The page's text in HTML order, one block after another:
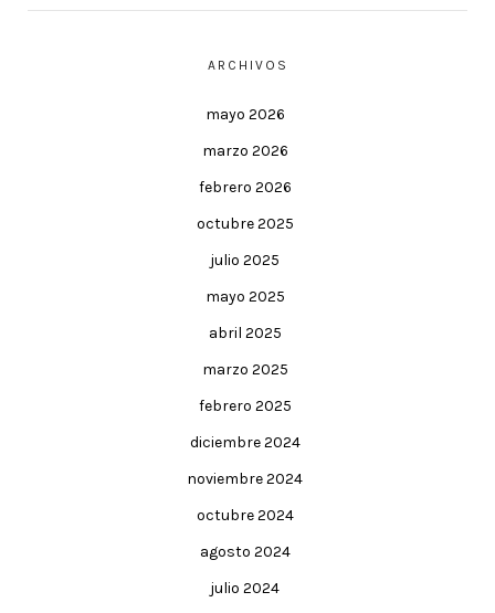
ARCHIVOS
mayo 2026
marzo 2026
febrero 2026
octubre 2025
julio 2025
mayo 2025
abril 2025
marzo 2025
febrero 2025
diciembre 2024
noviembre 2024
octubre 2024
agosto 2024
julio 2024